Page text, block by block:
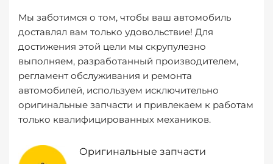
Мы заботимся о том, чтобы ваш автомобиль
доставлял вам только удовольствие! Для
достижения этой цели мы скрупулезно
выполняем, разработанный производителем,
регламент обслуживания и ремонта
автомобилей, используем исключительно
оригинальные запчасти и привлекаем к работам
только квалифицированных механиков.
Оригинальные запчасти